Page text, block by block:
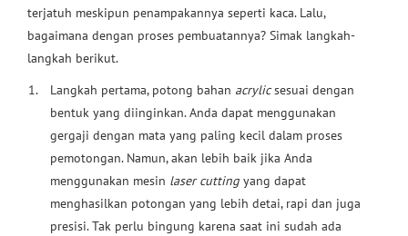
terjatuh meskipun penampakannya seperti kaca. Lalu,
bagaimana dengan proses pembuatannya? Simak langkah-
langkah berikut.
Langkah pertama, potong bahan acrylicsesuai dengan
bentuk yang diinginkan. Anda dapat menggunakan
gergaji dengan mata yang paling kecil dalam proses
pemotongan. Namun, akan lebih baik jika Anda
menggunakan mesin laser cutting yang dapat
menghasilkan potongan yang lebih detai, rapi dan juga
presisi. Tak perlu bingung karena saat ini sudah ada